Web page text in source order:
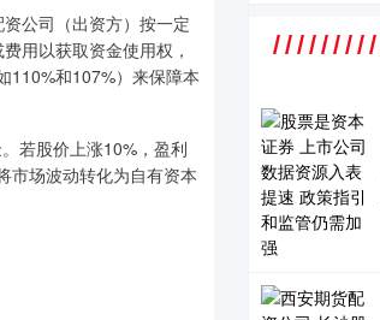
公司（出资方）按一定
用以获取资金使用权，
110%和107%）来保障本
若股价上涨10%，盈利
市场波动转化为自有资本